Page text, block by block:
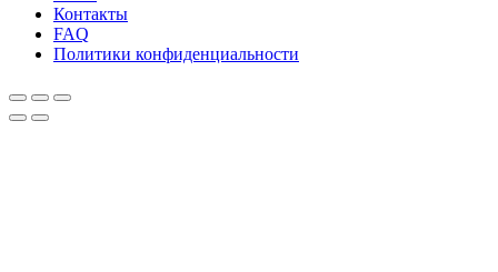
Контакты
FAQ
Политики конфиденциальности